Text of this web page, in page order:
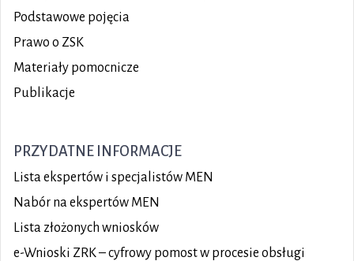
Podstawowe pojęcia
Prawo o ZSK
Materiały pomocnicze
Publikacje
PRZYDATNE INFORMACJE
Lista ekspertów i specjalistów MEN
Nabór na ekspertów MEN
Lista złożonych wniosków
e-Wnioski ZRK – cyfrowy pomost w procesie obsługi